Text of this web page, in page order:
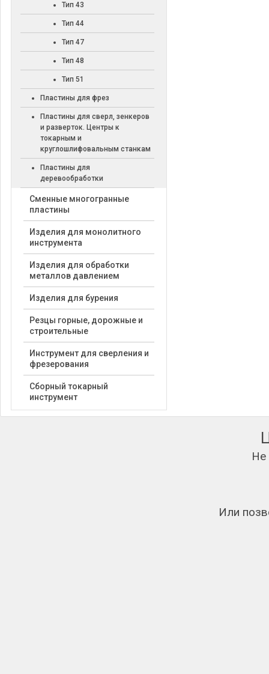
Тип 43
Тип 44
Тип 47
Тип 48
Тип 51
Пластины для фрез
Пластины для сверл, зенкеров
и разверток. Центры к
токарным и
круглошлифовальным станкам
Пластины для
деревообработки
Cменные многогранные
пластины
Изделия для монолитного
инструмента
Изделия для обработки
металлов давлением
Изделия для бурения
Резцы горные, дорожные и
строительные
Инструмент для сверления и
фрезерования
Сборный токарный
инструмент
Не
Или